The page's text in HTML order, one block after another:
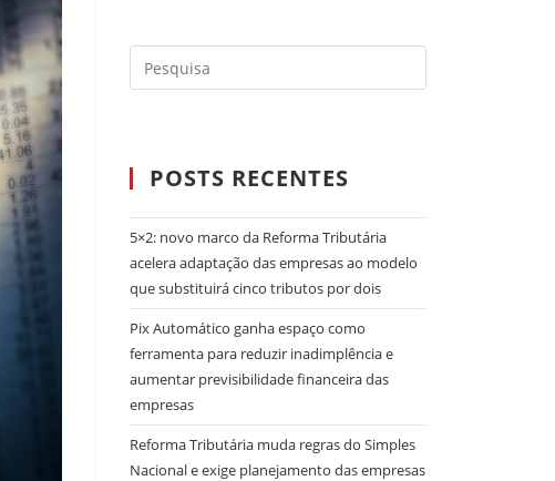
POSTS RECENTES
5×2: novo marco da Reforma Tributária
acelera adaptação das empresas ao modelo
que substituirá cinco tributos por dois
Pix Automático ganha espaço como
ferramenta para reduzir inadimplência e
aumentar previsibilidade financeira das
empresas
Reforma Tributária muda regras do Simples
Nacional e exige planejamento das empresas